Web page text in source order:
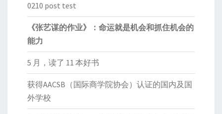
0210 post test
《张艺谋的作业》：命运就是机会和抓住机会的
能力
5 月，读了 11 本好书
获得AACSB（国际商学院协会）认证的国内及国
外学校